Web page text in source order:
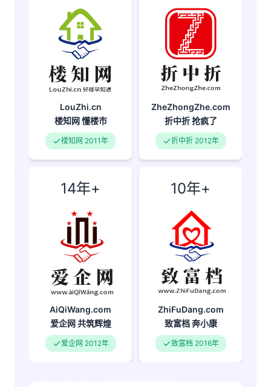
LouZhi.cn
楼知网懂楼市
楼知网 2011年
ZheZhongZhe.com
折中折抢疯了
折中折 2012年
14年+
AiQiWang.com
爱企网共筑辉煌
爱企网 2012年
10年+
ZhiFuDang.com
致富档奔小康
致富档 2016年